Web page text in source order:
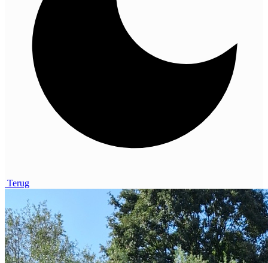
Terug